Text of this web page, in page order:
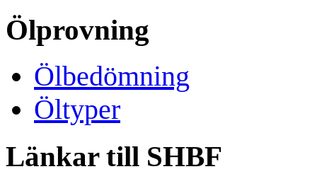
Ölprovning
Ölbedömning
Öltyper
Länkar till SHBF